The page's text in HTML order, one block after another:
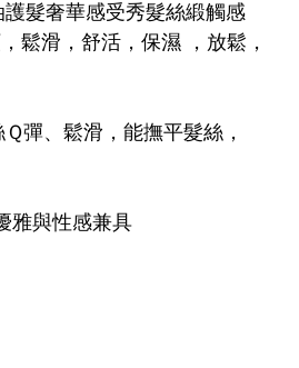
髮奢華感受秀髮絲緞觸感
鬆滑，舒活，保濕 ，放鬆，
彈、鬆滑，能撫平髮絲，
雅與性感兼具